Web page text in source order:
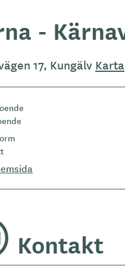
-
17, Kungälv Karta
Kontakt